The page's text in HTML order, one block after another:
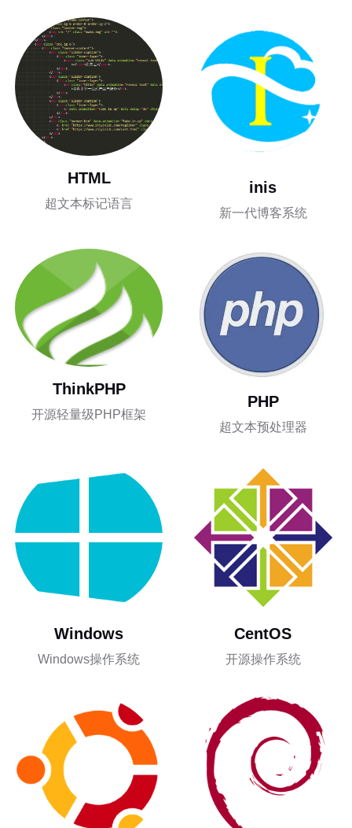
HTML
超文本标记语言
inis
新一代博客系统
ThinkPHP
开源轻量级PHP框架
PHP
超文本预处理器
Windows
Windows操作系统
CentOS
开源操作系统